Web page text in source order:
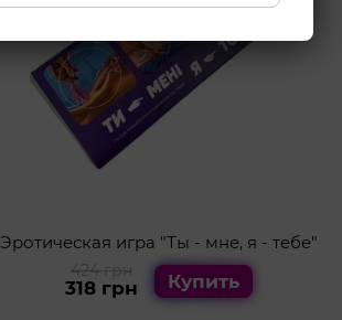
Эротическая игра "Ты - мне, я - тебе"
424 грн
318 грн Купить